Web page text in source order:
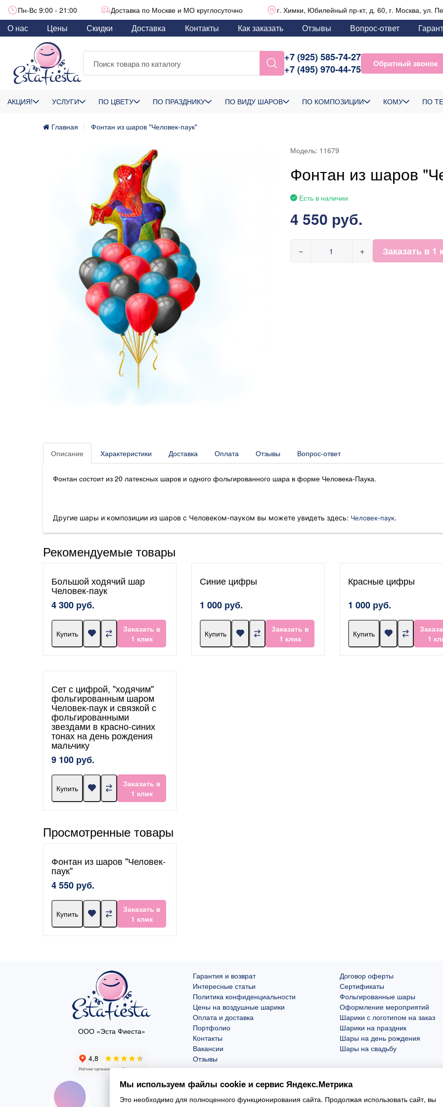
Пн-Вс 9:00 - 21:00 Доставка по Москве и МО круглосуточно г. Химки, Юбилейный пр-кт, д. 60, г. Москва, ул.
О нас Цены Скидки Доставка Контакты Как заказать Отзывы Вопрос-ответ
+7 (925) 585-74-27
+7 (495) 970-44-75
Обратный звонок
АКЦИЯ! УСЛУГИ ПО ЦВЕТУ ПО ПРАЗДНИКУ ПО ВИДУ ШАРОВ ПО КОМПОЗИЦИИ КОМУ ПО
Главная Фонтан из шаров "Человек-паук"
Модель: 11679
Фонтан из шаров
Есть в наличии
4 550 руб.
− + Заказать в 1
Описание Характеристики Доставка Оплата Отзывы Вопрос-ответ
Фонтан состоит из 20 латексных шаров и одного фольгированного шара в форме Человека-Паука.
Другие шары и композиции из шаров с Человеком-пауком вы можете увидеть здесь: Человек-паук.
Рекомендуемые товары
Большой ходячий шар
Человек-паук
4 300 руб.
Купить
Заказать в
1 клик
Синие цифры
1 000 руб.
Купить
Заказать в
1 клик
Красные цифры
1 000 руб.
Купить
1
Сет с цифрой, "ходячим"
фольгированным шаром
Человек-паук и связкой с
фольгированными
звездами в красно-синих
тонах на день рождения
мальчику
9 100 руб.
Купить
Заказать в
1 клик
Просмотренные товары
Фонтан из шаров "Человек-
паук"
4 550 руб.
Купить
Заказать в
1 клик
ООО «Эста Фиеста»
Гарантия и возврат
Интересные статьи
Политика конфиденциальности
Цены на воздушные шарики
Оплата и доставка
Портфолио
Контакты
Вакансии
Отзывы
Договор оферты
Сертификаты
Фольгированные шары
Оформление мероприятий
Шарики с логотипом на заказ
Шарики на праздник
Шары на день рождения
Шары на свадьбу
Мы используем файлы cookie и сервис Яндекс.Метрика
Это необходимо для полноценного функционирования сайта. Продолжая использовать сайт, вы